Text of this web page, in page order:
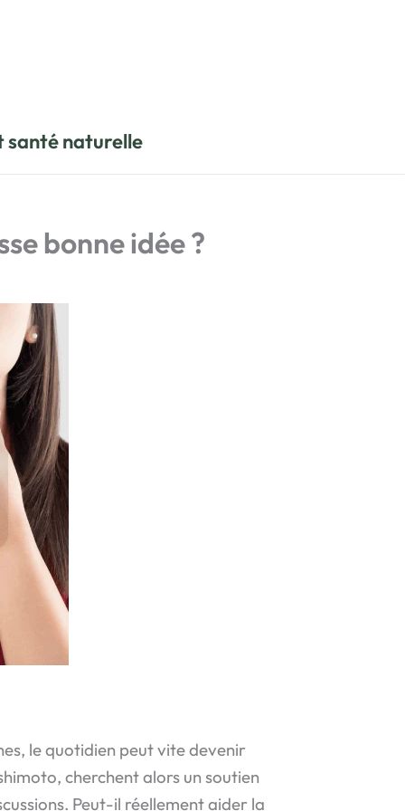
santé naturelle
bonne idée ?
le quotidien peut vite devenir
cherchent alors un soutien
Peut-il réellement aider la